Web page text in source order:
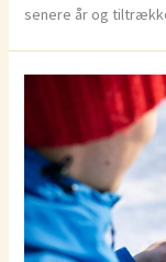
senere år og